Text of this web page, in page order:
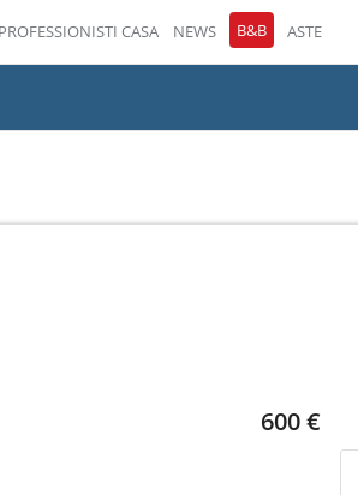
PROFESSIONISTI CASA NEWS B&B ASTE
600 €